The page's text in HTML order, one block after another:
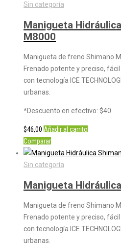
Sin categoría
Manigueta
M8000
Manigueta de freno Shimano
Frenado potente y preciso,
con tecnología ICE
urbanas.
*Descuento en efectivo: $40
$46,00 Añadir al carrito
Comparar
Sin categoría
Manigueta
Manigueta de freno Shimano
Frenado potente y preciso,
con tecnología ICE
urbanas.